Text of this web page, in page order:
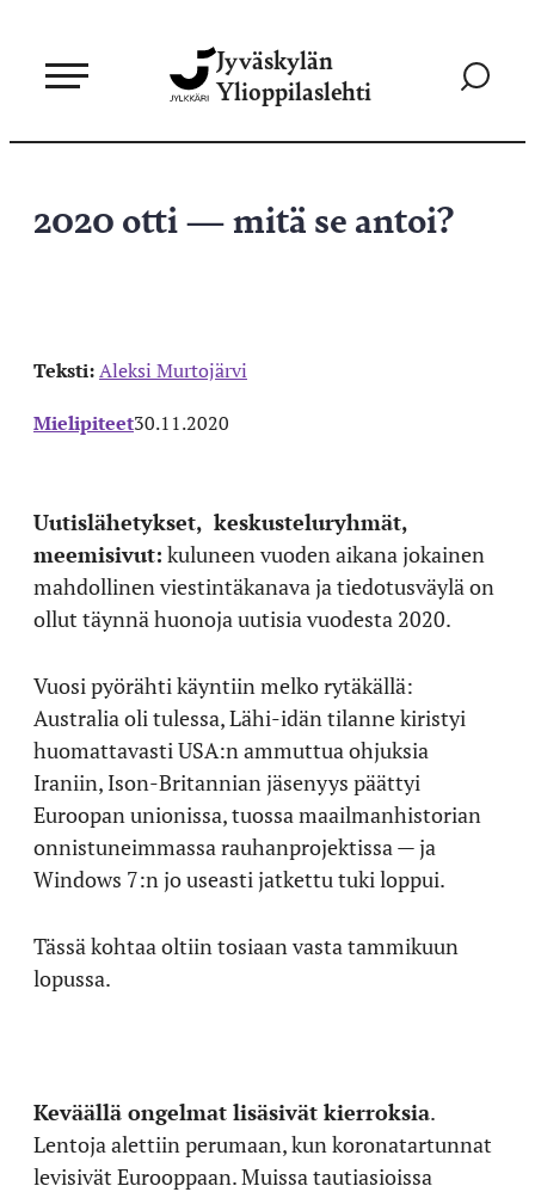
sisältöön
Jyväskylän
Ylioppilaslehti
Siirry
2020 otti — mitä se antoi?
Teksti:Aleksi Murtojärvi
Mielipiteet30.11.2020
Uutislähetykset, keskusteluryhmät,
meemisivut: kuluneen vuoden aikana jokainen
mahdollinen viestintäkanava ja tiedotusväylä on
ollut täynnä huonoja uutisia vuodesta 2020.
Vuosi pyörähti käyntiin melko rytäkällä:
Australia oli tulessa, Lähi-idän tilanne kiristyi
huomattavasti USA:n ammuttua ohjuksia
Iraniin, Ison-Britannian jäsenyys päättyi
Euroopan unionissa, tuossa maailmanhistorian
onnistuneimmassa rauhanprojektissa ­­— ja
Windows 7:n jo useasti jatkettu tuki loppui.
Tässä kohtaa oltiin tosiaan vasta tammikuun
lopussa.
Keväällä ongelmat lisäsivät kierroksia.
Lentoja alettiin perumaan, kun koronatartunnat
levisivät Eurooppaan. Muissa tautiasioissa